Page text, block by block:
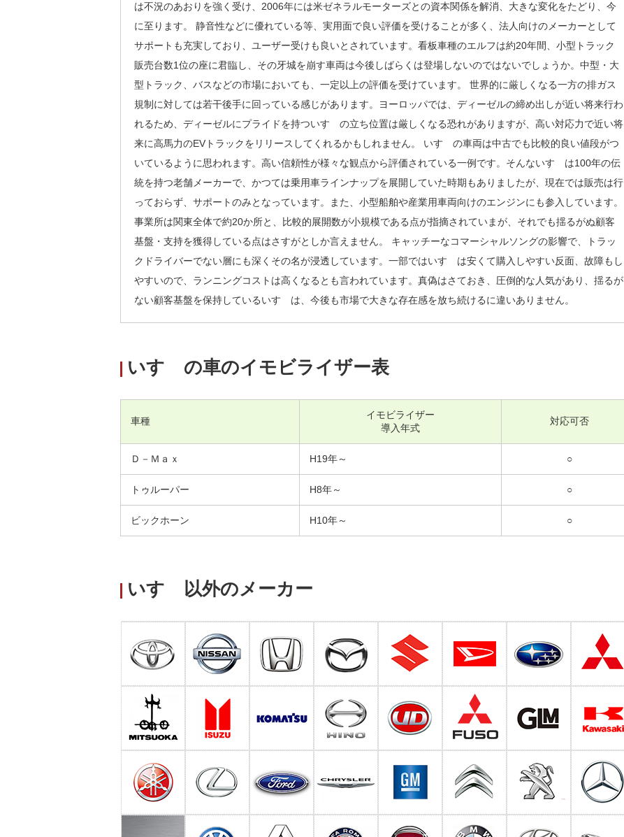
は不況のあおりを強く受け、2006年には米ゼネラルモーターズとの資本関係を解消、大きな変化をたどり、今
に至ります。 静音性などに優れている等、実用面で良い評価を受けることが多く、法人向けのメーカーとして
サポートも充実しており、ユーザー受けも良いとされています。看板車種のエルフは約20年間、小型トラック
販売台数1位の座に君臨し、その牙城を崩す車両は今後しばらくは登場しないのではないでしょうか。中型・大
型トラック、バスなどの市場においても、一定以上の評価を受けています。 世界的に厳しくなる一方の排ガス
規制に対しては若干後手に回っている感じがあります。ヨーロッパでは、ディーゼルの締め出しが近い将来行わ
れるため、ディーゼルにプライドを持ついすゞの立ち位置は厳しくなる恐れがありますが、高い対応力で近い将
来に高馬力のEVトラックをリリースしてくれるかもしれません。 いすゞの車両は中古でも比較的良い値段がつ
いているように思われます。高い信頼性が様々な観点から評価されている一例です。そんないすゞは100年の伝
統を持つ老舗メーカーで、かつては乗用車ラインナップを展開していた時期もありましたが、現在では販売は行
っておらず、サポートのみとなっています。また、小型船舶や産業用車両向けのエンジンにも参入しています。
事業所は関東全体で約20か所と、比較的展開数が小規模である点が指摘されていまが、それでも揺るがぬ顧客
基盤・支持を獲得している点はさすがとしか言えません。 キャッチーなコマーシャルソングの影響で、トラッ
クドライバーでない層にも深くその名が浸透しています。一部ではいすゞは安くて購入しやすい反面、故障もし
やすいので、ランニングコストは高くなるとも言われています。真偽はさておき、圧倒的な人気があり、揺るが
ない顧客基盤を保持しているいすゞは、今後も市場で大きな存在感を放ち続けるに違いありません。
いすゞの車のイモビライザー表
車種
イモビライザー
導入年式
対応可否
Ｄ－Ｍａｘ H19年～ ○
トゥルーパー H8年～ ○
ビックホーン H10年～ ○
いすゞ以外のメーカー